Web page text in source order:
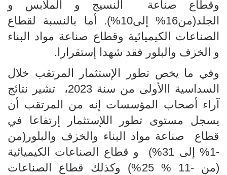
وقطاع صناعة النسيج و الملابس و
الجلد(من16% إلى10%). أما بالنسبة لقطاع
الصناعات الكيميائية وقطاع صناعة مواد البناء
و الخزف والبلور فقد شهدا إستقرارا.
وفي ما يخص تطور الإستثمار المرتقب خلال
السداسية االأولى من سنة 2023، تشير نتائج
آراء أصحاب المؤسسات إنه من المرتقب أن
يسجل مستوى تطور اللإستثمار إرتفاعا في
قطاع صناعة مواد البناء والخزف والبلور(من
-1% إلى 31%) و قطاع الصناعات الكيميائية
(من -11 % 25%) وكذلك قطاع الصناعات